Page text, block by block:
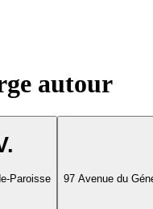
autour
Paroisse
97 Avenue du